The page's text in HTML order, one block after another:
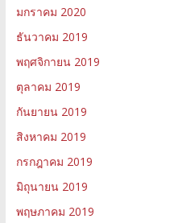
มกราคม 2020
ธันวาคม 2019
พฤศจิกายน 2019
ตุลาคม 2019
กันยายน 2019
สิงหาคม 2019
กรกฎาคม 2019
มิถุนายน 2019
พฤษภาคม 2019